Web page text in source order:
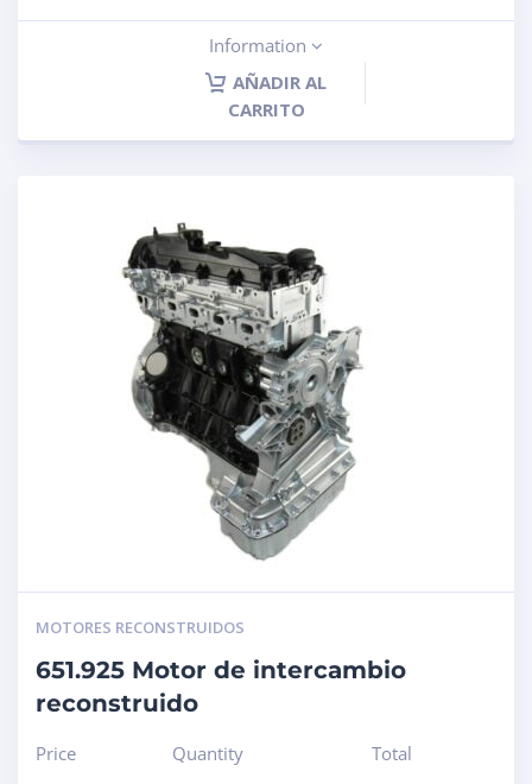
Information
AÑADIR AL
CARRITO
MOTORES RECONSTRUIDOS
651.925 Motor de intercambio
reconstruido
Price
Quantity
Total